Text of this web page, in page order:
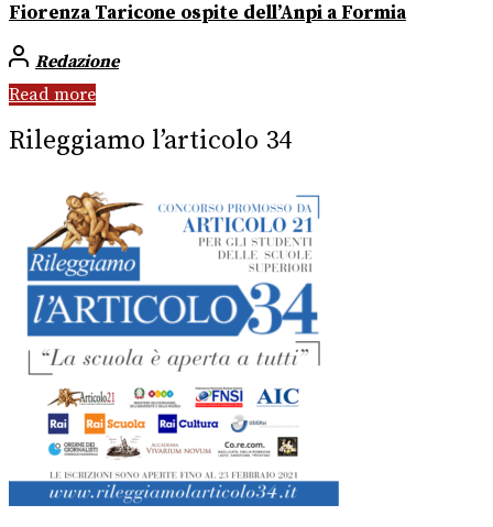
Fiorenza Taricone ospite dell’Anpi a Formia
Redazione
Read more
Rileggiamo l’articolo 34